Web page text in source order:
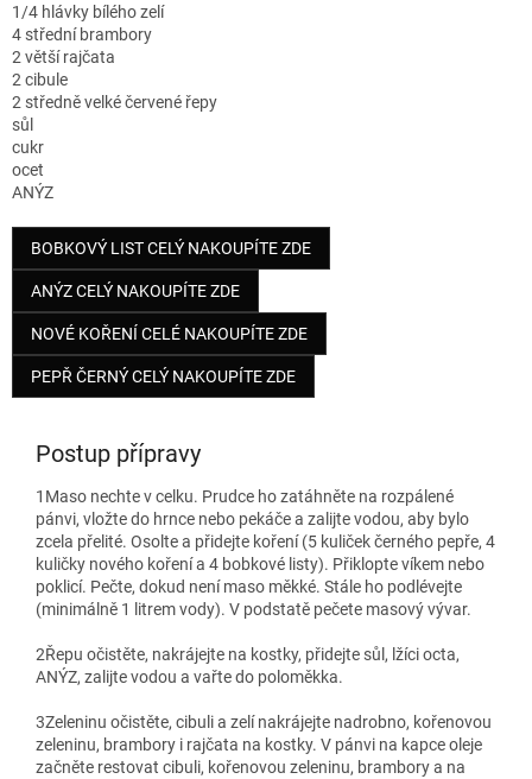
1/4 hlávky bílého zelí
4 střední brambory
2 větší rajčata
2 cibule
2 středně velké červené řepy
sůl
cukr
ocet
ANÝZ
BOBKOVÝ LIST CELÝ NAKOUPÍTE ZDE
ANÝZ CELÝ NAKOUPÍTE ZDE
NOVÉ KOŘENÍ CELÉ NAKOUPÍTE ZDE
PEPŘ ČERNÝ CELÝ NAKOUPÍTE ZDE
Postup přípravy
1 Maso nechte v celku. Prudce ho zatáhněte na rozpálené
pánvi, vložte do hrnce nebo pekáče a zalijte vodou, aby bylo
zcela přelité. Osolte a přidejte koření (5 kuliček černého pepře, 4
kuličky nového koření a 4 bobkové listy). Přiklopte víkem nebo
poklicí. Pečte, dokud není maso měkké. Stále ho podlévejte
(minimálně 1 litrem vody). V podstatě pečete masový vývar.
2Řepu očistěte, nakrájejte na kostky, přidejte sůl, lžíci octa,
ANÝZ, zalijte vodou a vařte do poloměkka.
3Zeleninu očistěte, cibuli a zelí nakrájejte nadrobno, kořenovou
zeleninu, brambory i rajčata na kostky. V pánvi na kapce oleje
začněte restovat cibuli, kořenovou zeleninu, brambory a na